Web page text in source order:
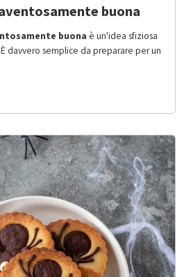
buona
buona è un'idea sfiziosa
davvero semplice da preparare per un